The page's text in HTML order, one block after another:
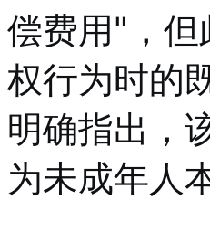
偿费用"，
权行为时的
明确指出，
为未成年人